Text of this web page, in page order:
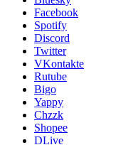
Facebook
Spotify
Discord
Twitter
VKontakte
Rutube
Bigo
Yappy
Chzzk
Shopee
DLive